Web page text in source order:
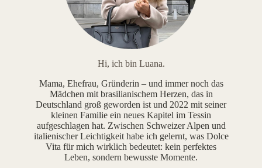
Hi, ich bin Luana.
Mama, Ehefrau, Gründerin – und immer noch das
Mädchen mit brasilianischem Herzen, das in
Deutschland groß geworden ist und 2022 mit seiner
kleinen Familie ein neues Kapitel im Tessin
aufgeschlagen hat. Zwischen Schweizer Alpen und
italienischer Leichtigkeit habe ich gelernt, was Dolce
Vita für mich wirklich bedeutet: kein perfektes
Leben, sondern bewusste Momente.